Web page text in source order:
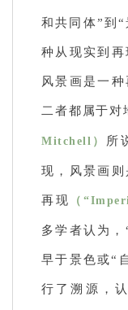
和共同体”到
种从现实到
风景画是一
二者都属于对
Mitchell） 所
现，风景画
再现 （
多学者认为
早于景色或“
行了溯源，